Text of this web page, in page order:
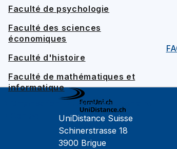
Faculté de psychologie
Faculté des sciences
économiques
Faculté d'histoire
Faculté de mathématiques et
informatique
Cadre réglementaire
UniDistance Suisse
Schinerstrasse 18
3900 Brigue